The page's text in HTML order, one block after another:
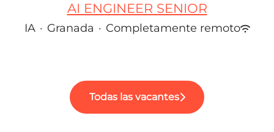
AI ENGINEER SENIOR
IA · Granada · Completamente remoto
Todas las vacantes